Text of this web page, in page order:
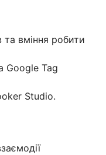
та вміння робити
Google Tag
Studio.